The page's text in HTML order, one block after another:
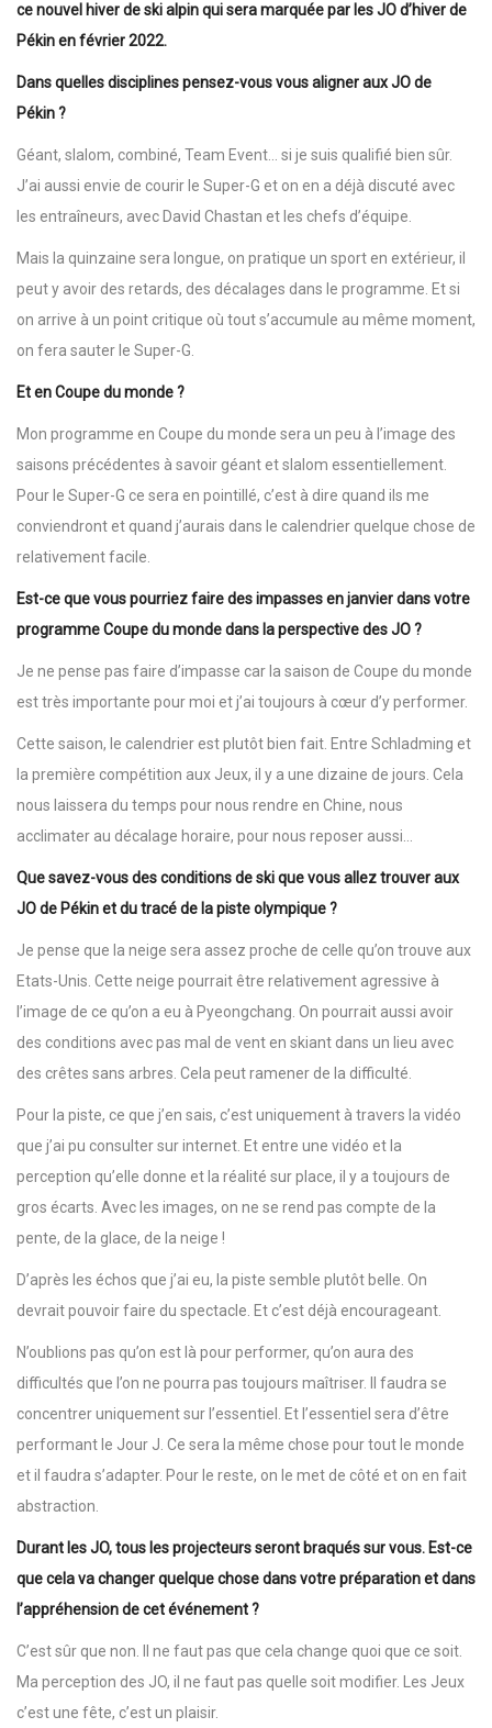
ce nouvel hiver de ski alpin qui sera marquée par les JO d’hiver de
Pékin en février 2022.
Dans quelles disciplines pensez-vous vous aligner aux JO de
Pékin ?
Géant, slalom, combiné, Team Event… si je suis qualifié bien sûr.
J’ai aussi envie de courir le Super-G et on en a déjà discuté avec
les entraîneurs, avec David Chastan et les chefs d’équipe.
Mais la quinzaine sera longue, on pratique un sport en extérieur, il
peut y avoir des retards, des décalages dans le programme. Et si
on arrive à un point critique où tout s’accumule au même moment,
on fera sauter le Super-G.
Et en Coupe du monde ?
Mon programme en Coupe du monde sera un peu à l’image des
saisons précédentes à savoir géant et slalom essentiellement.
Pour le Super-G ce sera en pointillé, c’est à dire quand ils me
conviendront et quand j’aurais dans le calendrier quelque chose de
relativement facile.
Est-ce que vous pourriez faire des impasses en janvier dans votre
programme Coupe du monde dans la perspective des JO ?
Je ne pense pas faire d’impasse car la saison de Coupe du monde
est très importante pour moi et j’ai toujours à cœur d’y performer.
Cette saison, le calendrier est plutôt bien fait. Entre Schladming et
la première compétition aux Jeux, il y a une dizaine de jours. Cela
nous laissera du temps pour nous rendre en Chine, nous
acclimater au décalage horaire, pour nous reposer aussi…
Que savez-vous des conditions de ski que vous allez trouver aux
JO de Pékin et du tracé de la piste olympique ?
Je pense que la neige sera assez proche de celle qu’on trouve aux
Etats-Unis. Cette neige pourrait être relativement agressive à
l’image de ce qu’on a eu à Pyeongchang. On pourrait aussi avoir
des conditions avec pas mal de vent en skiant dans un lieu avec
des crêtes sans arbres. Cela peut ramener de la difficulté.
Pour la piste, ce que j’en sais, c’est uniquement à travers la vidéo
que j’ai pu consulter sur internet. Et entre une vidéo et la
perception qu’elle donne et la réalité sur place, il y a toujours de
gros écarts. Avec les images, on ne se rend pas compte de la
pente, de la glace, de la neige !
D’après les échos que j’ai eu, la piste semble plutôt belle. On
devrait pouvoir faire du spectacle. Et c’est déjà encourageant.
N’oublions pas qu’on est là pour performer, qu’on aura des
difficultés que l’on ne pourra pas toujours maîtriser. Il faudra se
concentrer uniquement sur l’essentiel. Et l’essentiel sera d’être
performant le Jour J. Ce sera la même chose pour tout le monde
et il faudra s’adapter. Pour le reste, on le met de côté et on en fait
abstraction.
Durant les JO, tous les projecteurs seront braqués sur vous. Est-ce
que cela va changer quelque chose dans votre préparation et dans
l’appréhension de cet événement ?
C’est sûr que non. Il ne faut pas que cela change quoi que ce soit.
Ma perception des JO, il ne faut pas quelle soit modifier. Les Jeux
c’est une fête, c’est un plaisir.